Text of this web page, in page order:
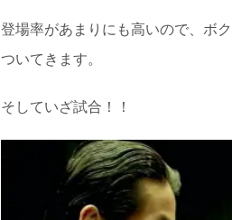
登場率があまりにも高いので、ボ
ついてきます。
そしていざ試合！！